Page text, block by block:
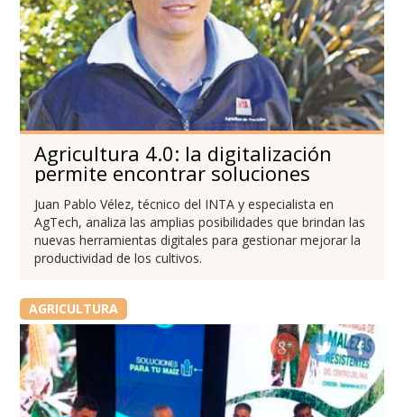
Agricultura 4.0: la digitalización
permite encontrar soluciones
Juan Pablo Vélez, técnico del INTA y especialista en
AgTech, analiza las amplias posibilidades que brindan las
nuevas herramientas digitales para gestionar mejorar la
productividad de los cultivos.
AGRICULTURA